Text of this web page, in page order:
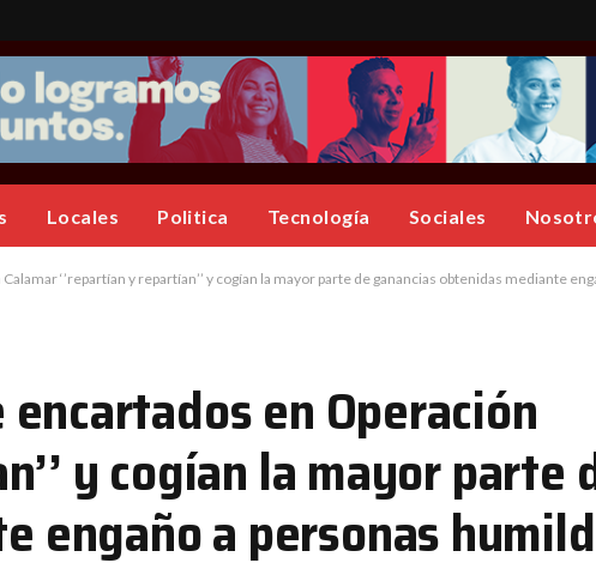
Locales Politica Tecnología Sociales
‘’repartían y repartían’’ y cogían la mayor parte de ganancias obtenidas mediante engaño a
en Operación
y cogían la mayor parte
engaño a personas